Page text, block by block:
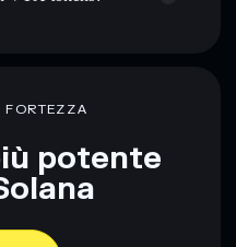
potente